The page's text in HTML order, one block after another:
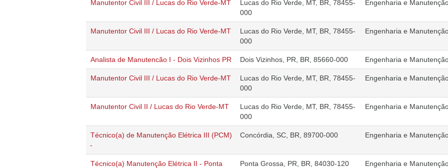
Manutentor Civil III / Lucas do Rio Verde-MT
Lucas do Rio Verde, MT, BR, 78455-
000
Engenharia e
Manutentor Civil III / Lucas do Rio Verde-MT
Lucas do Rio Verde, MT, BR, 78455-
000
Engenharia e
Analista de Manutencão I - Dois Vizinhos PR Dois Vizinhos, PR, BR, 85660-000 Engenharia e
Manutentor Civil III / Lucas do Rio Verde-MT
Lucas do Rio Verde, MT, BR, 78455-
000
Engenharia e
Manutentor Civil II / Lucas do Rio Verde-MT
Lucas do Rio Verde, MT, BR, 78455-
000
Engenharia e
Técnico(a) de Manutenção Elétrica III (PCM)
-
Concórdia, SC, BR, 89700-000 Engenharia e
Técnico(a) Manutenção Elétrica II - Ponta
Ponta Grossa, PR, BR, 84030-120 Engenharia e